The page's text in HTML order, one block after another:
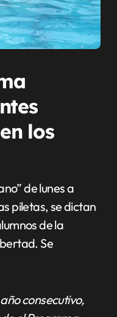
los
de lunes a
piletas, se dictan
de la
Se
consecutivo,